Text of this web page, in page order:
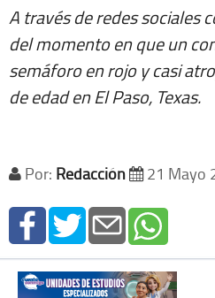
A través de redes sociales
del momento en que un
semáforo en rojo y casi
de edad en El Paso, Texas.
Por: Redacción 21 Mayo